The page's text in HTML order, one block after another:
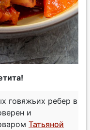
говяжьих ребер в
и
Татьяной